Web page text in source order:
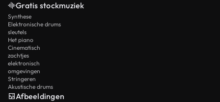
Gratis stockmuziek
Synthese
Elektronische drums
sleutels
Het piano
Cinematisch
zachtjes
elektronisch
omgevingen
Stringeren
Akustische drums
Afbeeldingen